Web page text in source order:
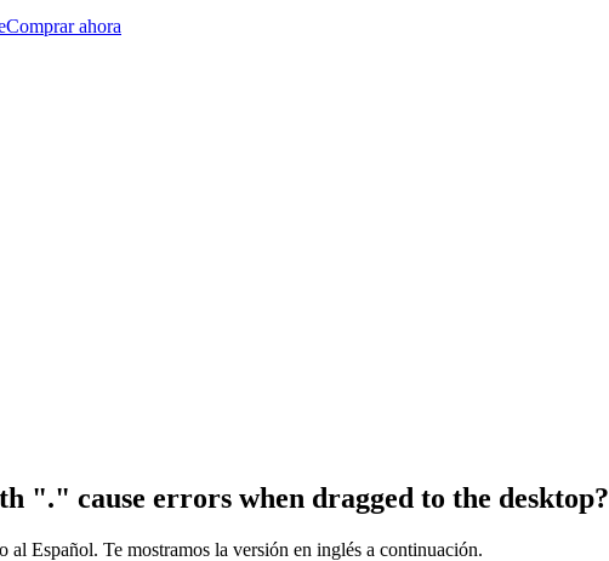
Comprar ahora
"." cause errors when dragged to the desktop?
al Español. Te mostramos la versión en inglés a continuación.